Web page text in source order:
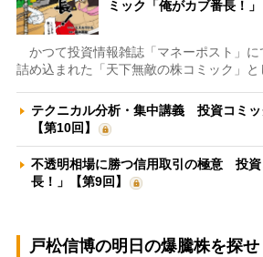
ミック「俺がカブ番長！」
かつて投資情報雑誌「マネーポスト」に
詰め込まれた「天下無敵の株コミック」
テクニカル分析・集中講義 投資コミッ
【第10回】
不透明相場に勝つ信用取引の極意 投
長！」【第9回】
戸松信博の明日の爆騰株を探せ